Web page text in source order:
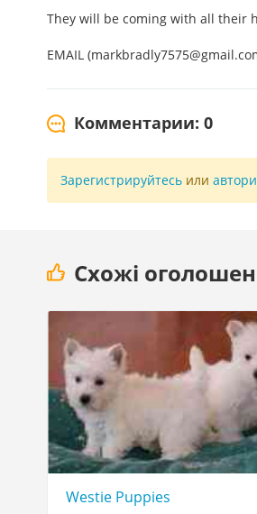
They will be coming with all their
EMAIL
Комментарии: 0
Зарегистрируйтесь или
Схожі
Westie Puppies